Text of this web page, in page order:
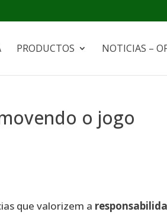
PRODUCTOS NOTICIAS –
o jogo
que valorizem a